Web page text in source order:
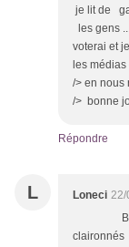
je lit de
les gens
voterai et
les
/> en nous
/> bonne
Répondre
L Loneci 22/